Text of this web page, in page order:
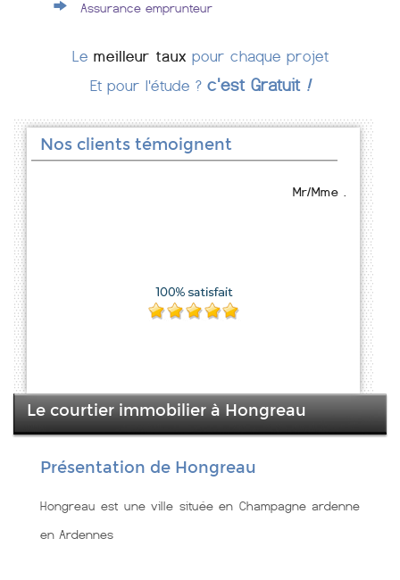
Assurance emprunteur
Le meilleur taux pour chaque projet
Et pour l'étude ? c'est Gratuit !
Nos clients témoignent
Mr/Mme .
Le courtier immobilier à Hongreau
Présentation de Hongreau
Hongreau est une ville située en Champagne ardenne
en Ardennes